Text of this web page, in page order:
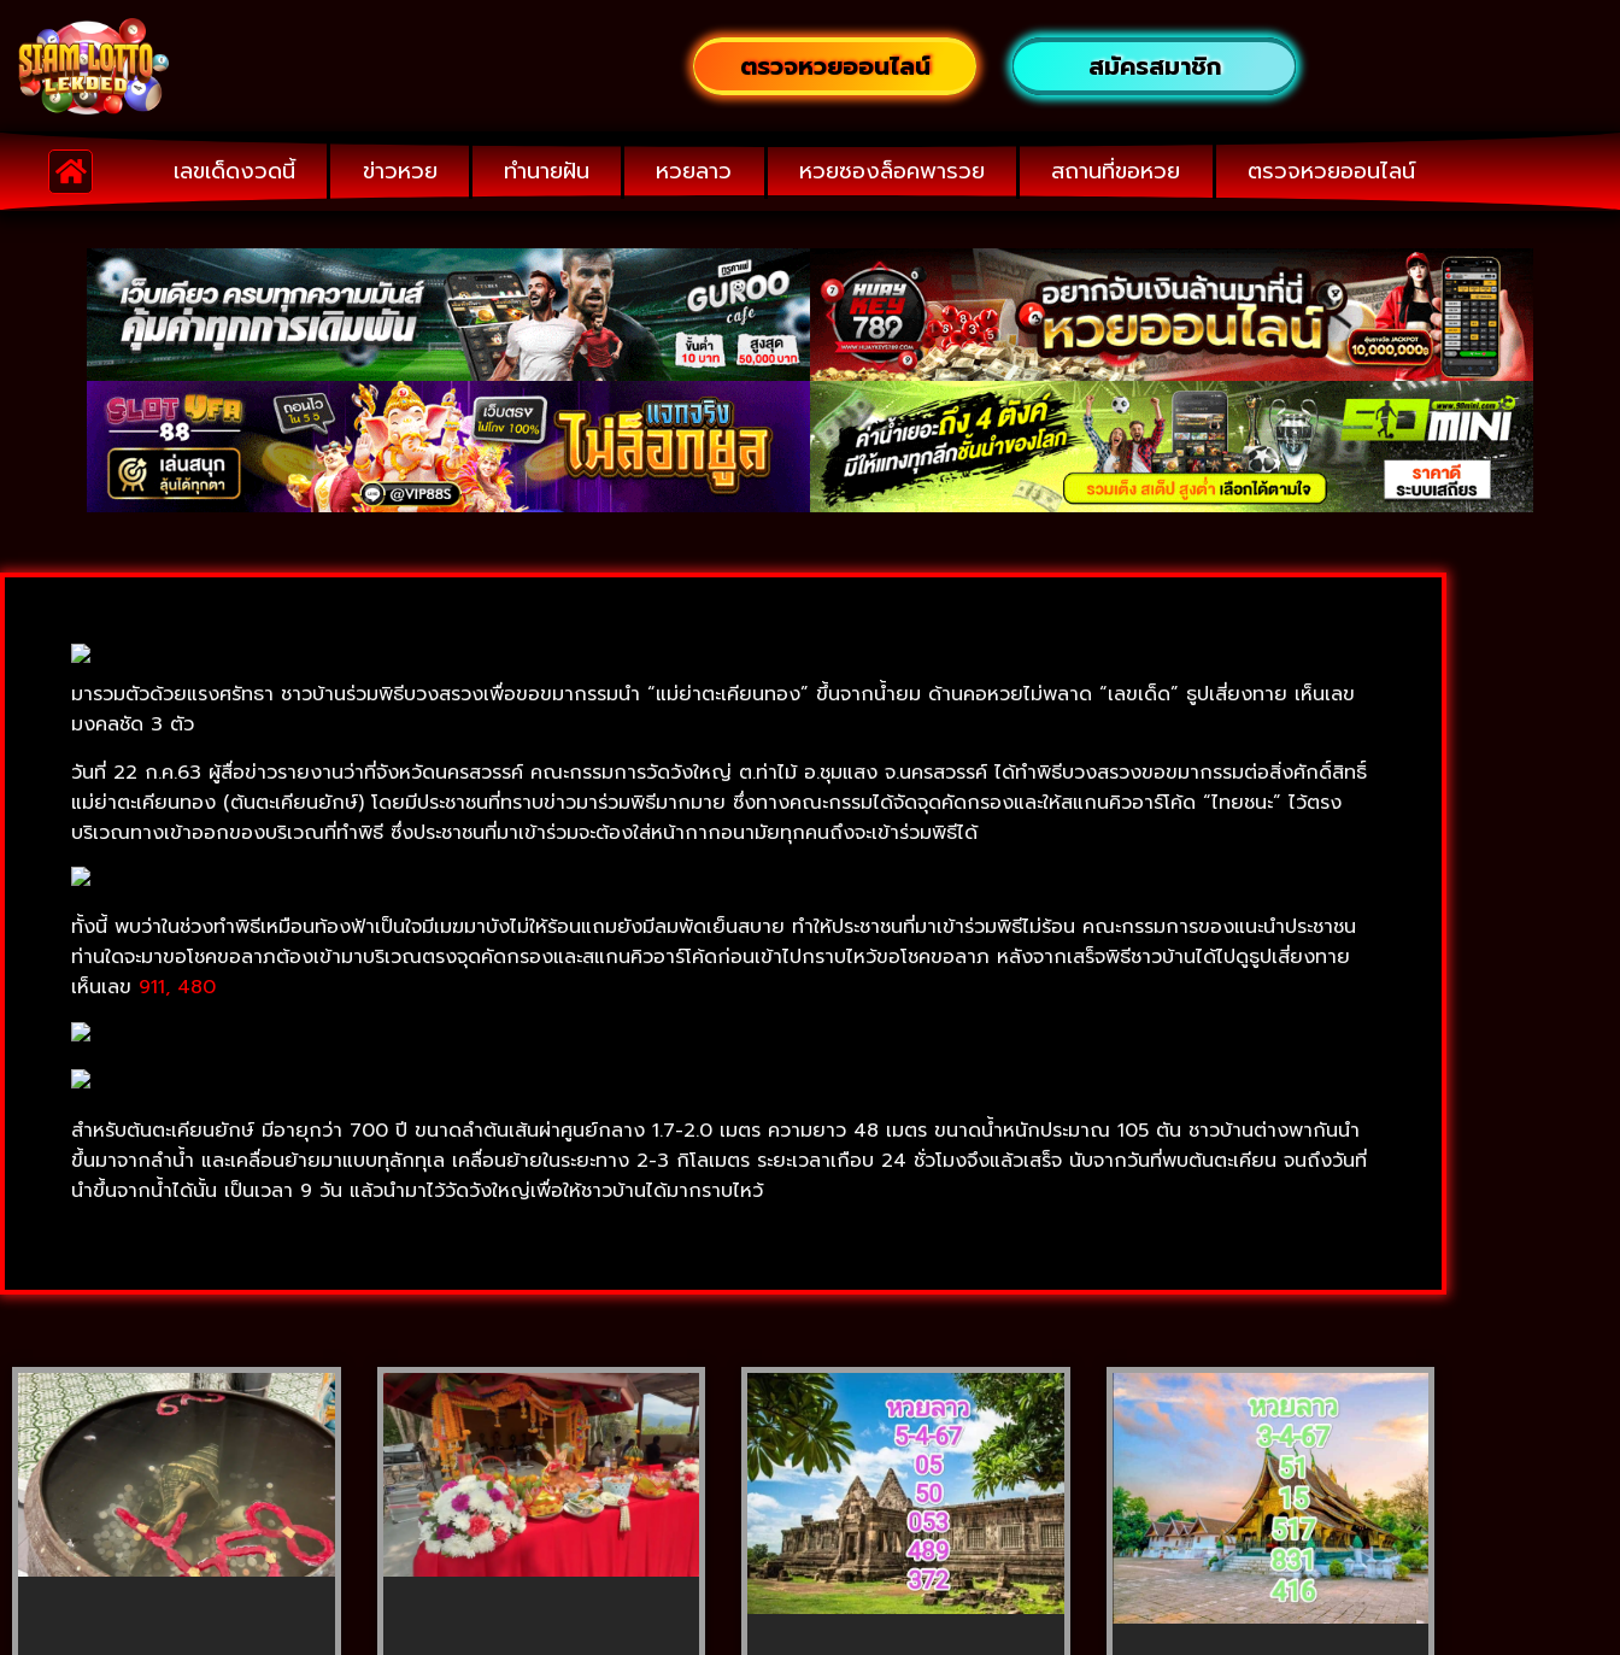
ตรวจหวยออนไลน์ สมัครสมาชิก
เลขเด็ดงวดนี้ ข่าวหวย ทำนายฝัน หวยลาว หวยซองล็อคพารวย สถานที่ขอหวย ตรวจหวยออนไลน์
มารวมตัวด้วยแรงศรัทธา ชาวบ้านร่วมพิธีบวงสรวงเพื่อขอขมากรรมนำ “แม่ย่าตะเคียนทอง” ขึ้นจากน้ำยม ด้านคอหวยไม่พลาด “เลขเด็ด” ธูปเสี่ยงทาย เห็นเลข
มงคลชัด 3 ตัว
วันที่ 22 ก.ค.63 ผู้สื่อข่าวรายงานว่าที่จังหวัดนครสวรรค์ คณะกรรมการวัดวังใหญ่ ต.ท่าไม้ อ.ชุมแสง จ.นครสวรรค์ ได้ทำพิธีบวงสรวงขอขมากรรมต่อสิ่งศักดิ์สิทธิ์
แม่ย่าตะเคียนทอง (ต้นตะเคียนยักษ์) โดยมีประชาชนที่ทราบข่าวมาร่วมพิธีมากมาย ซึ่งทางคณะกรรมได้จัดจุดคัดกรองและให้สแกนคิวอาร์โค้ด “ไทยชนะ” ไว้ตรง
บริเวณทางเข้าออกของบริเวณที่ทำพิธี ซึ่งประชาชนที่มาเข้าร่วมจะต้องใส่หน้ากากอนามัยทุกคนถึงจะเข้าร่วมพิธีได้
ทั้งนี้ พบว่าในช่วงทำพิธีเหมือนท้องฟ้าเป็นใจมีเมฆมาบังไม่ให้ร้อนแถมยังมีลมพัดเย็นสบาย ทำให้ประชาชนที่มาเข้าร่วมพิธีไม่ร้อน คณะกรรมการของแนะนำประชาชน
ท่านใดจะมาขอโชคขอลาภต้องเข้ามาบริเวณตรงจุดคัดกรองและสแกนคิวอาร์โค้ดก่อนเข้าไปกราบไหว้ขอโชคขอลาภ หลังจากเสร็จพิธีชาวบ้านได้ไปดูธูปเสี่ยงทาย
เห็นเลข 911, 480
สำหรับต้นตะเคียนยักษ์ มีอายุกว่า 700 ปี ขนาดลำต้นเส้นผ่าศูนย์กลาง 1.7-2.0 เมตร ความยาว 48 เมตร ขนาดน้ำหนักประมาณ 105 ตัน ชาวบ้านต่างพากันนำ
ขึ้นมาจากลำน้ำ และเคลื่อนย้ายมาแบบทุลักทุเล เคลื่อนย้ายในระยะทาง 2-3 กิโลเมตร ระยะเวลาเกือบ 24 ชั่วโมงจึงแล้วเสร็จ นับจากวันที่พบต้นตะเคียน จนถึงวันที่
นำขึ้นจากน้ำได้นั้น เป็นเวลา 9 วัน แล้วนำมาไว้วัดวังใหญ่เพื่อให้ชาวบ้านได้มากราบไหว้